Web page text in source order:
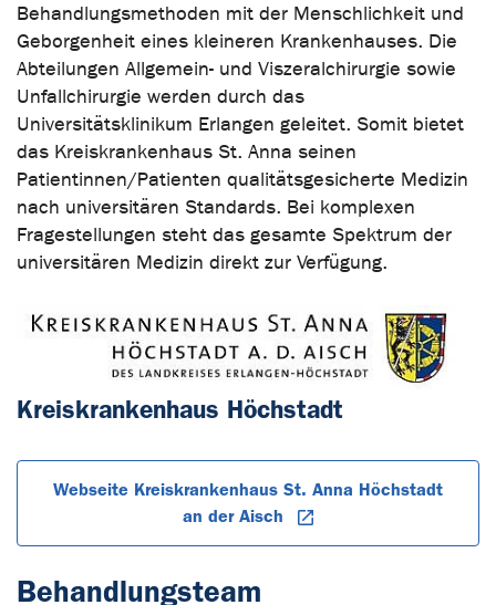
Behandlungsmethoden mit der Menschlichkeit und
Geborgenheit eines kleineren Krankenhauses. Die
Abteilungen Allgemein- und Viszeralchirurgie sowie
Unfallchirurgie werden durch das
Universitätsklinikum Erlangen geleitet. Somit bietet
das Kreiskrankenhaus St. Anna seinen
Patientinnen/Patienten qualitätsgesicherte Medizin
nach universitären Standards. Bei komplexen
Fragestellungen steht das gesamte Spektrum der
universitären Medizin direkt zur Verfügung.
Kreiskrankenhaus Höchstadt
Webseite Kreiskrankenhaus St. Anna Höchstadt
an der Aisch
Behandlungsteam